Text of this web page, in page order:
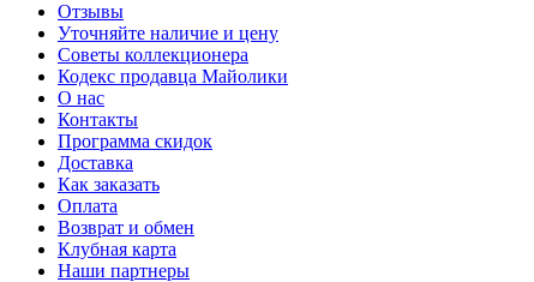
Отзывы
Уточняйте наличие и цену
Советы коллекционера
Кодекс продавца Майолики
О нас
Контакты
Программа скидок
Доставка
Как заказать
Оплата
Возврат и обмен
Клубная карта
Наши партнеры